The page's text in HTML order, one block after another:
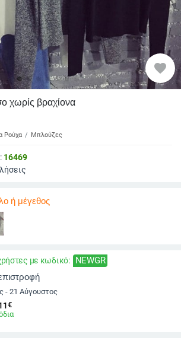
favorite
χωρίς βραχίονα
Ρούχα Μπλούζες
16469
ή μέγεθος
με κωδικό: NEWGR
- 21 Αύγουστος
€